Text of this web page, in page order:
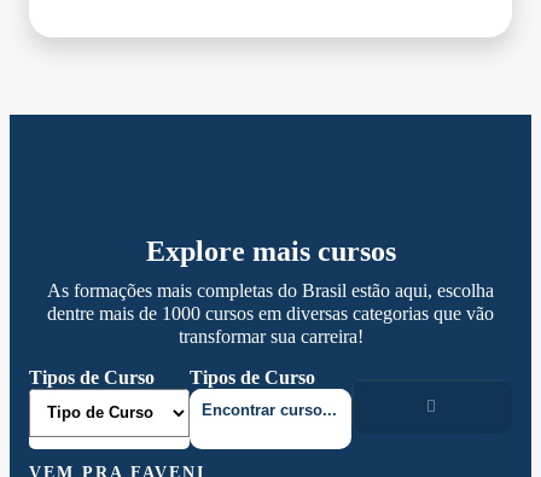
Explore mais cursos
As formações mais completas do Brasil estão aqui, escolha
dentre mais de 1000 cursos em diversas categorias que vão
transformar sua carreira!
Tipos de Curso
Tipos de Curso
VEM PRA FAVENI